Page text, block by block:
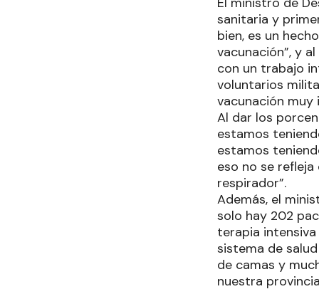
sanitaria y
bien, es un
vacunación”, y
con un trabajo
voluntarios
vacunación muy
Al dar los
estamos
estamos
eso no se
respirador”.
Además, el
solo hay 202
terapia
sistema de
de camas y
nuestra